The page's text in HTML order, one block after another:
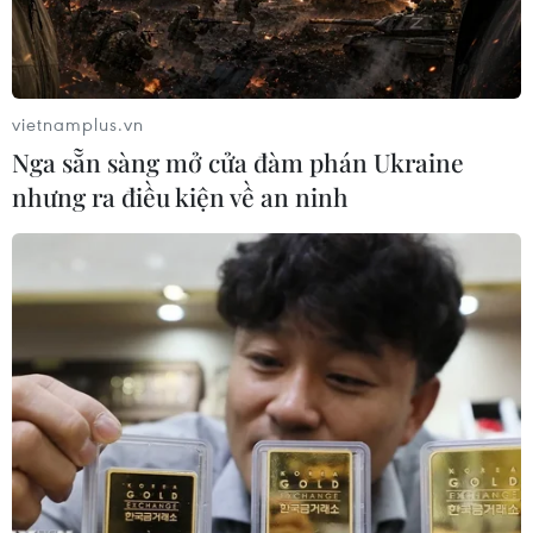
thông báo sẽ tiếp tụcduy trì gói cứu trợ thứ 3
(QE-3) và giữ nguyên mức lãi suất gần như bằng
0 đãtheo đuổi trong nhiều năm qua cho tới khi
kinh tế tăng trưởng đủ mạnh để giảm tỷlệ thất
nghiệp vẫn còn khá cao hiện nay.
Phát biểu tại cuộc họp báo sau cuộc họp định kỳ
kéo dài hai ngày của Ủyban thị trường mở liên
bang (FOMC) thuộc Fed, Chủ tịch Fed Ben
Bernanke tuyên bốnền kinh tế Mỹ "vẫn chưa
khỏe" nên hãy còn quá sớm để Fed có thể bắt
đầu thu nhỏquy mô gói cứu trợ QE-3, theo đó
mỗi tháng tung vào thị trường 85 tỷ USD để
mualại các trái phiếu dài hạn liên quan tới thế
chấp.
vietnamplus.vn
Nga sẵn sàng mở cửa đàm phán Ukraine
nhưng ra điều kiện về an ninh